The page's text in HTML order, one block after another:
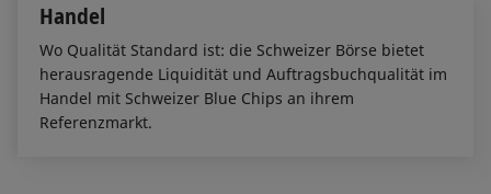
Handel
Wo Qualität Standard ist: die Schweizer Börse bietet
herausragende Liquidität und Auftragsbuchqualität im
Handel mit Schweizer Blue Chips an ihrem
Referenzmarkt.